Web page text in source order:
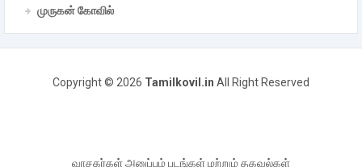
முருகன் கோவில்
Copyright © 2026 Tamilkovil.in All Right Reserved
வாசகர்கள் அனுப்பும் படங்கள் மற்றும் தகவல்கள்